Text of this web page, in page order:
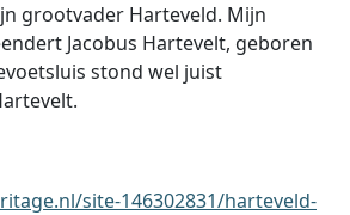
grootvader Harteveld. Mijn
Jacobus Hartevelt, geboren
stond wel juist
site-146302831/harteveld-